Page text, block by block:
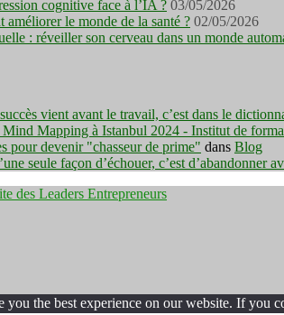
cognitive face à l’IA ? 03/05/2026
le monde de la santé ? 02/05/2026
: réveiller son cerveau dans un monde
vient avant le travail, c’est dans le
Mapping à Istanbul 2024 - Institut de
pour devenir "chasseur de prime" dans Blog
seule façon d’échouer, c’est d’abandonner
des Leaders Entrepreneurs
you the best experience on our website. If you